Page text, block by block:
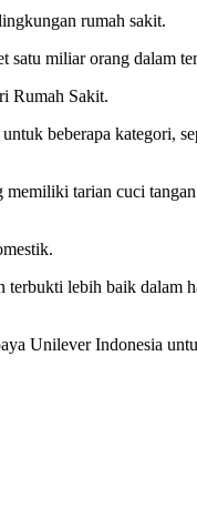
rumah sakit.
miliar orang dalam
Rumah Sakit.
beberapa kategori,
tarian cuci
lebih baik dalam
Unilever Indonesia